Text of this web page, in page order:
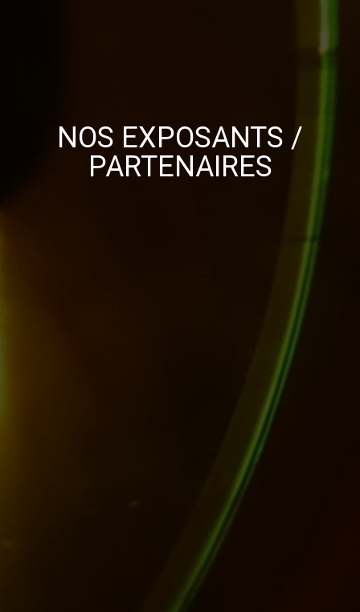
NOS EXPOSANTS /
PARTENAIRES